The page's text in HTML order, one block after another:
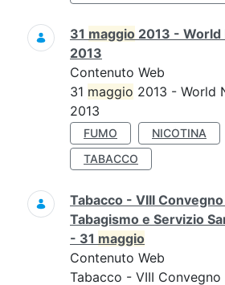
31 maggio 2013 - World
2013
Contenuto Web
31 maggio 2013 - World
2013
FUMO NICOTINA
TABACCO
Tabacco - VIII
Tabagismo e Servizio
- 31 maggio
Contenuto Web
Tabacco - VIII Convegno